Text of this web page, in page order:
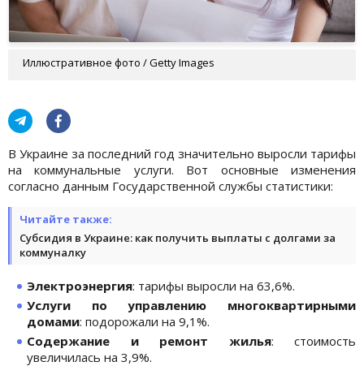
Иллюстративное фото / Getty Images
В Украине за последний год значительно выросли тарифы
на коммунальные услуги. Вот основные изменения
согласно данным Государственной службы статистики:
Читайте также:
Субсидия в Украине: как получить выплаты с долгами за
коммуналку
Электроэнергия: тарифы выросли на 63,6%.
Услуги по управлению многоквартирными
домами: подорожали на 9,1%.
Содержание и ремонт жилья: стоимость
увеличилась на 3,9%.